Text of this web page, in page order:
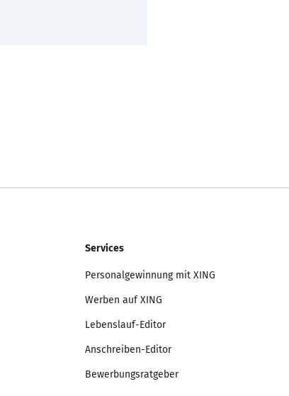
Services
Personalgewinnung mit XING
Werben auf XING
Lebenslauf-Editor
Anschreiben-Editor
Bewerbungsratgeber